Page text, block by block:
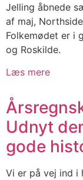
Jelling åbnede
af maj,
Folkemødet er i
og Roskilde.
Læs mere
Udnyt
gode
Vi er på vej ind i